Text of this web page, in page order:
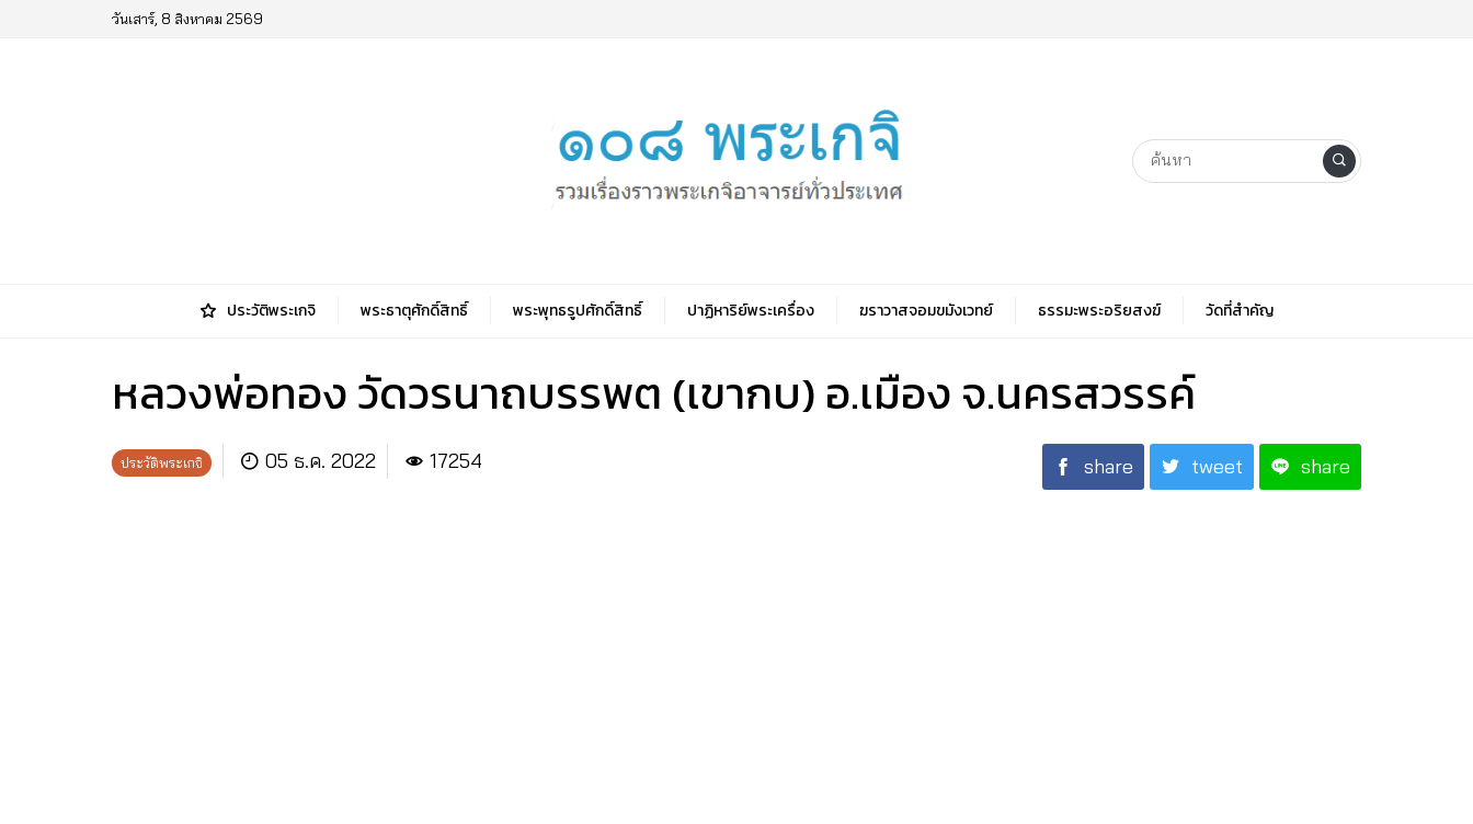
วันเสาร์, 8 สิงหาคม 2569
ประวัติพระเกจิ พระธาตุศักดิ์สิทธิ์ พระพุทธรูปศักดิ์สิทธิ์ ปาฏิหาริย์พระเครื่อง ฆราวาสจอมขมังเวทย์ ธรรมะพระอริยสงฆ์ วัดที่สําคัญ
หลวงพ่อทอง วัดวรนาถบรรพต (เขากบ) อ.เมือง จ.นครสวรรค์
ประวัติพระเกจิ 05 ธ.ค. 2022 17254 share tweet share